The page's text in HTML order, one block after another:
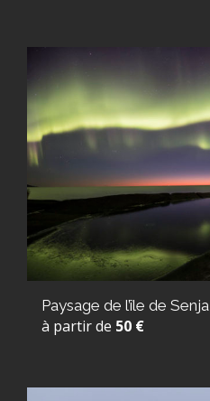
Paysage de l’île de Senja
à partir de 50 €